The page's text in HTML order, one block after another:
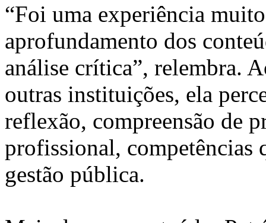
“Foi uma experiência
aprofundamento dos
análise crítica”, relembra.
outras instituições, ela
reflexão, compreensão de
profissional, competências
gestão pública.